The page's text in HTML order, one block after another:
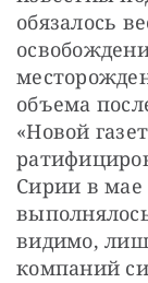
обязалось
объема
«Новой
Сирии в мае
видимо,
компаний